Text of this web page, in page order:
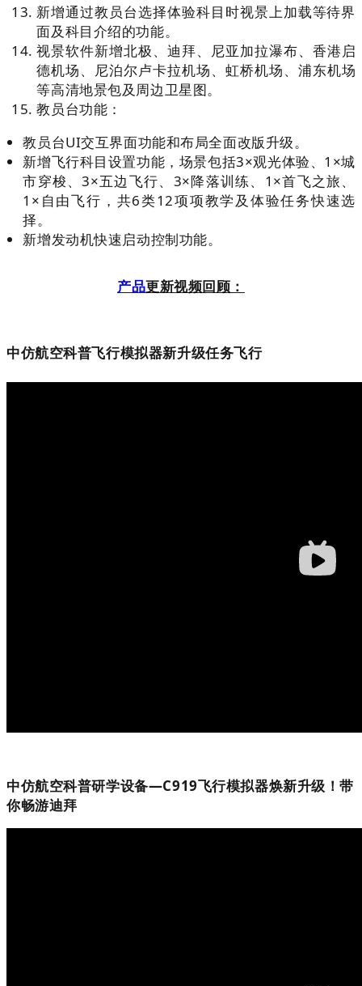
新增通过教员台选择体验科目时视景上加载等待界
面及科目介绍的功能。
视景软件新增北极、 迪拜、 尼亚加拉瀑布、 香港启
德机场、 尼泊尔卢卡拉机场、 虹桥机场、 浦东机场
等高清地景包及周边卫星图。
教员台功能：
教员台UI交互界面功能和布局全面改版升级。
新增飞行科目设置功能，场景包括3×观光体验、 1×城
市穿梭、3×五边飞行、 3×降落训练、 1×首飞之旅、
1× 自由飞行，共6类12项项教学及体验任务快速选
择。
新增发动机快速启动控制功能。
产品更新视频回顾：
中仿航空科普飞行模拟器新升级任务飞行
中仿航空科普研学设备—C919飞行模拟器焕新升级！带
你畅游迪拜